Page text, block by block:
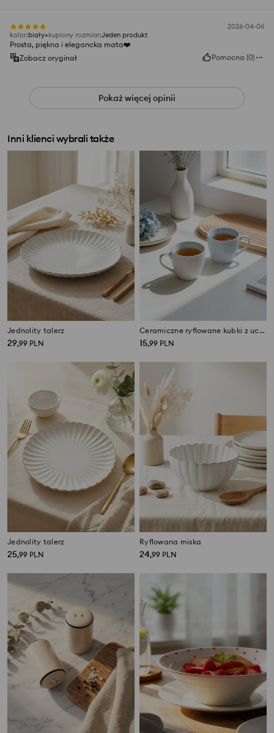
2026-04-06
kolor:biały kupiony rozmiar:Jeden produkt
Prosta, piękna i elegancka mata❤️
Zobacz oryginał
Pomocna (0)
Pokaż więcej opinii
Inni klienci wybrali także
Jednolity talerz
29,99 PLN
Ceramiczne ryflowane kubki z uchem 2 pack
15,99 PLN
Jednolity talerz
25,99 PLN
Ryflowana miska
24,99 PLN